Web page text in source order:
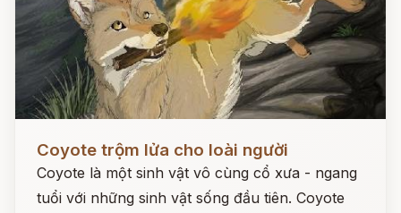
Coyote trộm lửa cho loài người
Coyote là một sinh vật vô cùng cổ xưa - ngang
tuổi với những sinh vật sống đầu tiên. Coyote